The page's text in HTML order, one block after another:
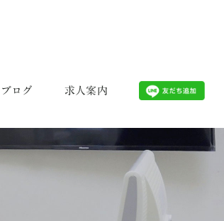
ブログ
ログ
求人案内
求人案内